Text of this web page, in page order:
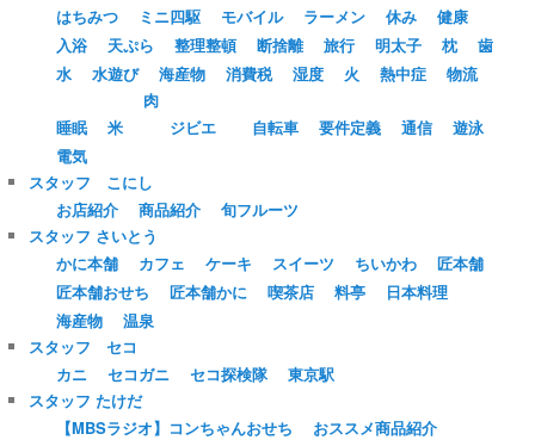
はちみつ
ミニ四駆 モバイル ラーメン 休み
健康
入浴
天ぷら 整理整頓 断捨離 旅行 明太子 枕
歯
水
水遊び 海産物 消費税 湿度 火 熱中症 物流
睡眠 米
肉
ジビエ
自転車 要件定義 通信
遊泳
電気
スタッフ こにし
お店紹介
商品紹介
旬フルーツ
スタッフ さいとう
かに本舗
カフェ ケーキ スイーツ ちいかわ
匠本舗
匠本舗おせち
匠本舗かに 喫茶店 料亭
日本料理
海産物
温泉
スタッフ セコ
カニ
セコガニ セコ探検隊
東京駅
スタッフ たけだ
【MBSラジオ】コンちゃんおせち
おススメ商品紹介